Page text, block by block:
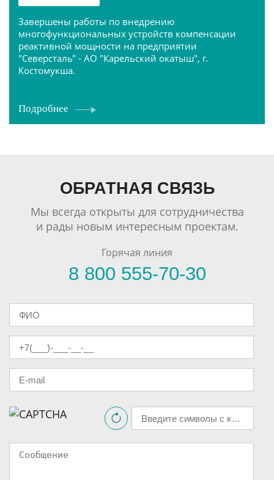
Завершены работы по внедрению
многофункциональных устройств компенсации
реактивной мощности на предприятии
"Северсталь" - АО "Карельский окатыш", г.
Костомукша.
Подробнее
ОБРАТНАЯ СВЯЗЬ
Мы всегда открыты для сотрудничества
и рады новым интересным проектам.
Горячая линия
8 800 555-70-30